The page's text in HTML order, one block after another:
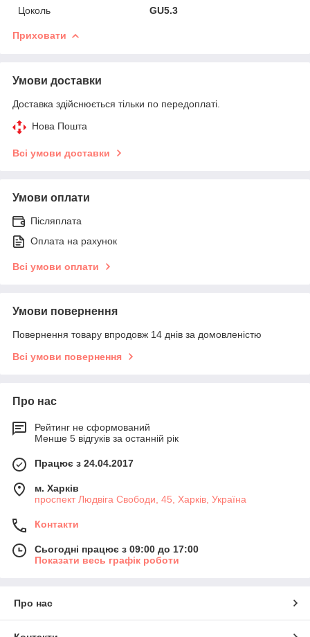
Цоколь
GU5.3
Приховати
Умови доставки
Доставка здійснюється тільки по передоплаті.
Нова Пошта
Всі умови доставки
Умови оплати
Післяплата
Оплата на рахунок
Всі умови оплати
Умови повернення
Повернення товару впродовж 14 днів за домовленістю
Всі умови повернення
Про нас
Рейтинг не сформований
Менше 5 відгуків за останній рік
Працює з 24.04.2017
м. Харків
проспект Людвіга Свободи, 45, Харків, Україна
Контакти
Сьогодні працює з 09:00 до 17:00
Показати весь графік роботи
Про нас